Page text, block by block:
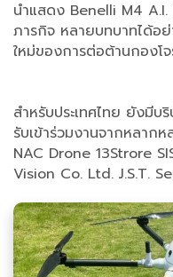
นำแสดง Benelli M4 A.I.
ภารกิจ หลายบทบาทได้
ใหม่ของการต่อต้านกองโ
สำหรับประเทศไทย ยังมีบ
รับเข้าร่วมงานจากหลาก
NAC Drone 13Strore
Vision Co. Ltd. J.S.T.